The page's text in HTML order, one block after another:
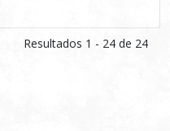
Resultados 1 - 24 de 24